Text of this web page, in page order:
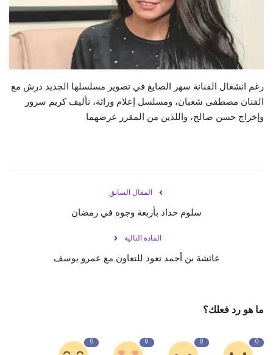
رغم انشغال الفنانة سهر الصايغ في تصوير مسلسلها الجديد درش مع
الفنان مصطفى شعبان، ومسلسل إعلام وراثة، تأليف كريم سرور
وإخراج حسن صالح، واللذين من المقرر عرضهما
المقال السابق
سلوم حداد بأربعة وجوه في رمضان
المادة التالية
عائشة بن أحمد تعود للتعاون مع عمرو يوسف
ما هو رد فعلك؟
0
0
0
0